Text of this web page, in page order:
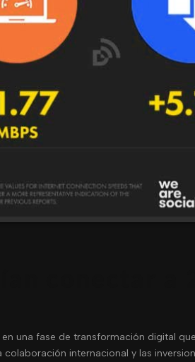
una fase de transformación digital
internacional y las